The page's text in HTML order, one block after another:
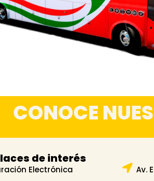
CONOCE
de interés
Electrónica
Av.